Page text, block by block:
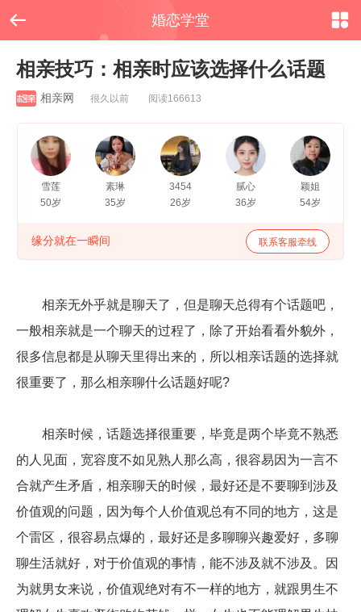
 婚恋学堂
相亲技巧：相亲时应该选择什么话题
相亲网 很久以前 阅读166613
雪莲
50岁
素琳
35岁
3454
26岁
腻心
36岁
颖姐
54岁
缘分就在一瞬间 联系客服牵线
相亲无外乎就是聊天了，但是聊天总得有个话题吧，
一般相亲就是一个聊天的过程了，除了开始看看外貌外，
很多信息都是从聊天里得出来的，所以相亲话题的选择就
很重要了，那么相亲聊什么话题好呢?
相亲时候，话题选择很重要，毕竟是两个毕竟不熟悉
的人见面，宽容度不如见熟人那么高，很容易因为一言不
合就产生矛盾，相亲聊天的时候，最好还是不要聊到涉及
价值观的问题，因为每个人价值观总有不同的地方，这是
个雷区，很容易点爆的，最好还是多聊聊兴趣爱好，多聊
聊生活就好，对于价值观的事情，能不涉及就不涉及。因
为就男女来说，价值观绝对有不一样的地方，就跟男生不
